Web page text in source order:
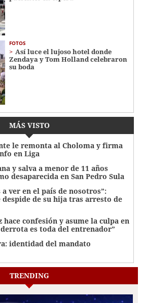
FOTOS
Así luce el lujoso hotel donde
Zendaya y Tom Holland celebraron
su boda
MÁS VISTO
le remonta al Choloma y firma
en Liga
y salva a menor de 11 años
desaparecida en San Pedro Sula
a ver en el país de nosotros”:
despide de su hija tras arresto de
hace confesión y asume la culpa en
es toda del entrenador”
identidad del mandato
TRENDING